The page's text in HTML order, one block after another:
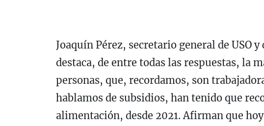
Joaquín Pérez, secretario general de USO
destaca, de entre todas las respuestas, la
personas, que, recordamos, son
hablamos de subsidios, han tenido que
alimentación, desde 2021. Afirman que